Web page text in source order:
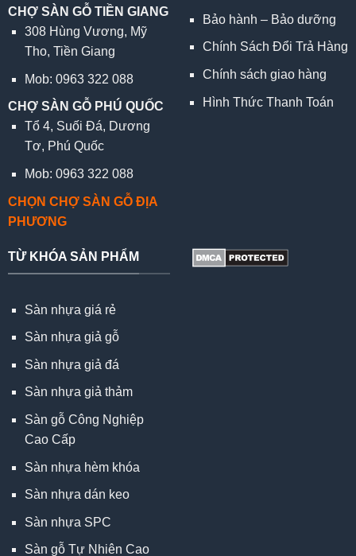
CHỢ SÀN GỖ TIỀN GIANG
308 Hùng Vương, Mỹ
Tho, Tiền Giang
Mob: 0963 322 088
CHỢ SÀN GỖ PHÚ QUỐC
Tổ 4, Suối Đá, Dương
Tơ, Phú Quốc
Mob: 0963 322 088
CHỌN CHỢ SÀN GỖ ĐỊA
PHƯƠNG
Bảo hành – Bảo dưỡng
Chính Sách Đổi Trả Hàng
Chính sách giao hàng
Hình Thức Thanh Toán
TỪ KHÓA SẢN PHẨM
Sàn nhựa giá rẻ
Sàn nhựa giả gỗ
Sàn nhựa giả đá
Sàn nhựa giả thảm
Sàn gỗ Công Nghiệp
Cao Cấp
Sàn nhựa hèm khóa
Sàn nhựa dán keo
Sàn nhựa SPC
Sàn gỗ Tự Nhiên Cao